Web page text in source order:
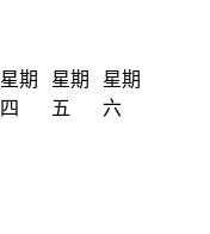
星期
四
星期
五
星期
六